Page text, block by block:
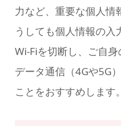
力など、重要な個人情
うしても個人情報の
Wi-Fiを切断し、ご自
データ通信（4Gや5G
ことをおすすめします。